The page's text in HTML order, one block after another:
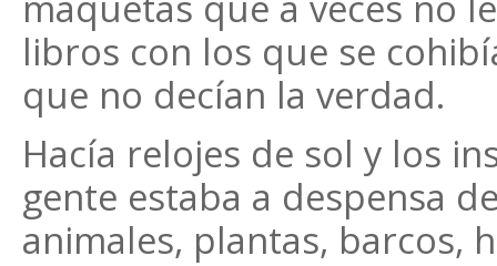
libros con los que se
que no decían la verdad.
Hacía relojes de sol y los
gente estaba a despensa
animales, plantas, barcos,